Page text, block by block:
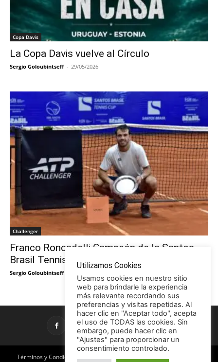
Copa Davis
La Copa Davis vuelve al Círculo
Sergio Goloubintseff - 29/05/2026
Challenger
Franco Roncadelli Campeón de la Santos
Brasil Tennis Cup
Sergio Goloubintseff
Términos y Condiciones
Utilizamos Cookies
Usamos cookies en nuestro sitio
web para brindarle la experiencia
más relevante recordando sus
preferencias y visitas repetidas. Al
hacer clic en "Aceptar todo", acepta
el uso de TODAS las cookies. Sin
embargo, puede hacer clic en
"Ajustes" para proporcionar un
consentimiento controlado.